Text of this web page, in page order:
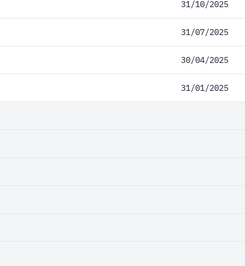
31/10/2025
31/07/2025
30/04/2025
31/01/2025